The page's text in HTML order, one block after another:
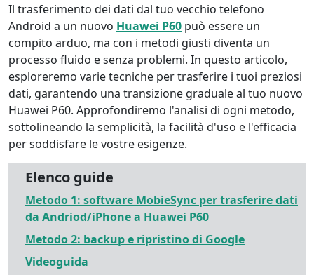
Il trasferimento dei dati dal tuo vecchio telefono
Android a un nuovo Huawei P60 può essere un
compito arduo, ma con i metodi giusti diventa un
processo fluido e senza problemi. In questo articolo,
esploreremo varie tecniche per trasferire i tuoi preziosi
dati, garantendo una transizione graduale al tuo nuovo
Huawei P60. Approfondiremo l'analisi di ogni metodo,
sottolineando la semplicità, la facilità d'uso e l'efficacia
per soddisfare le vostre esigenze.
Elenco guide
Metodo 1: software MobieSync per trasferire dati
da Andriod/iPhone a Huawei P60
Metodo 2: backup e ripristino di Google
Videoguida